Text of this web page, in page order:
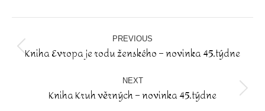
Post
navigation PREVIOUS
Previous
Kniha Evropa je rodu ženského – novinka 45.týdne
NEXT
Next
Kniha Kruh věrných – novinka 45.týdne